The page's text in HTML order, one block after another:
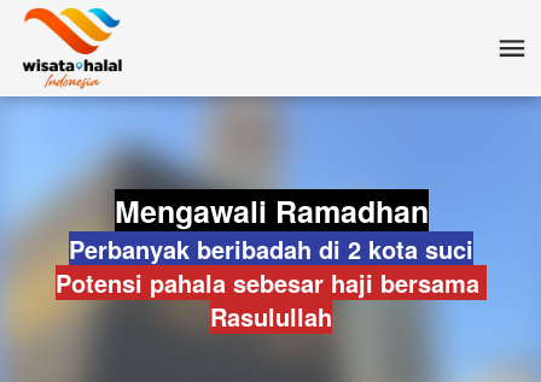
Mengawali Ramadhan
Perbanyak beribadah di 2 kota suci
Potensi pahala sebesar haji bersama
Rasulullah